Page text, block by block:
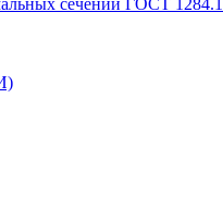
сечений ГОСТ